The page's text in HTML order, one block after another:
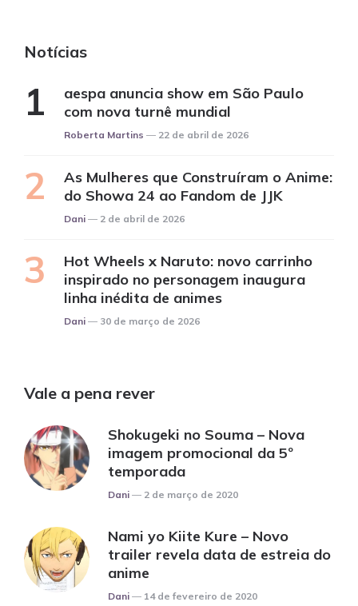
Notícias
aespa anuncia show em São Paulo
com nova turnê mundial
Posted
Roberta Martins 22 de abril de 2026
As Mulheres que Construíram o Anime:
do Showa 24 ao Fandom de JJK
Posted
Dani 2 de abril de 2026
Hot Wheels x Naruto: novo carrinho
inspirado no personagem inaugura
linha inédita de animes
Posted
Dani 30 de março de 2026
Vale a pena rever
Shokugeki no Souma – Nova
imagem promocional da 5º
temporada
Posted
Dani 2 de março de 2020
Nami yo Kiite Kure – Novo
trailer revela data de estreia do
anime
Posted
Dani 14 de fevereiro de 2020